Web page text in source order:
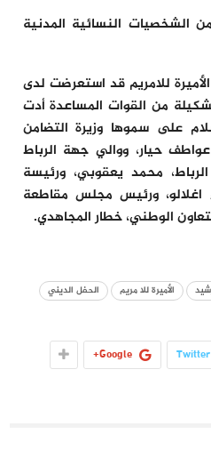
الشخصيات النسائية المدنية
للامريم قد استعرضت لدى
من القوات المساعدة أدت
على سموها وزيرة التضامن
عواطف حيار، ووالي جهة الرباط
محمد يعقوبي، ورئيسة
اغلالو، ورئيس مجلس مقاطعة
الوطني، خطار المجاهدي.
الأميرة للا مريم
الحفل الديني
Twitter
Google+